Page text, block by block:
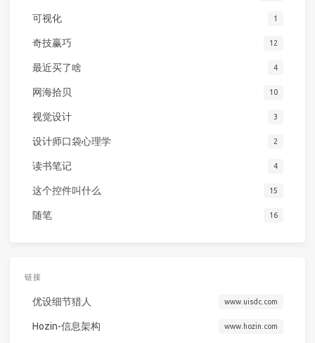
可视化 1
奇技赢巧 12
最近买了啥 4
网海拾贝 10
视觉设计 3
设计师口袋心理学 2
读书笔记 4
这个控件叫什么 15
随笔 16
链接
优设细节猎人 www.uisdc.com
Hozin-信息架构 www.hozin.com